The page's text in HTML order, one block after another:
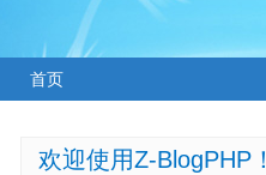
首页
欢迎使用Z-BlogPHP！